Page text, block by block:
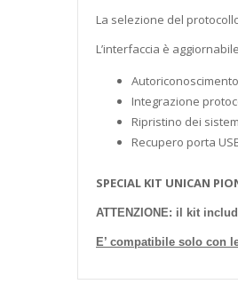
La selezione del
L’interfaccia è
Integrazione
Ripristino dei
Recupero porta
SPECIAL KIT UNICAN
ATTENZIONE: il kit
E’ compatibile solo con